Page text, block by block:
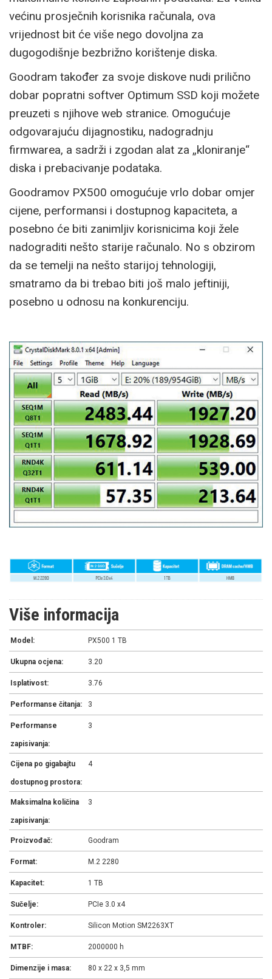
većinu prosječnih korisnika računala, ova
vrijednost bit će više nego dovoljna za
dugogodišnje bezbrižno korištenje diska.
Goodram također za svoje diskove nudi prilično
dobar popratni softver Optimum SSD koji možete
preuzeti s njihove web stranice. Omogućuje
odgovarajuću dijagnostiku, nadogradnju
firmwarea, a sadrži i zgodan alat za „kloniranje“
diska i prebacivanje podataka.
Goodramov PX500 omogućuje vrlo dobar omjer
cijene, performansi i dostupnog kapaciteta, a
posebno će biti zanimljiv korisnicima koji žele
nadograditi nešto starije računalo. No s obzirom
da se temelji na nešto starijoj tehnologiji,
smatramo da bi trebao biti još malo jeftiniji,
posebno u odnosu na konkurenciju.
Više informacija
Model: PX500 1 TB
Ukupna ocjena: 3.20
Isplativost: 3.76
Performanse čitanja: 3
Performanse
zapisivanja:
3
Cijena po gigabajtu
dostupnog prostora:
4
Maksimalna količina
zapisivanja:
3
Proizvođač: Goodram
Format: M.2 2280
Kapacitet: 1 TB
Sučelje: PCIe 3.0 x4
Kontroler: Silicon Motion SM2263XT
MTBF: 2000000 h
Dimenzije i masa: 80 x 22 x 3,5 mm